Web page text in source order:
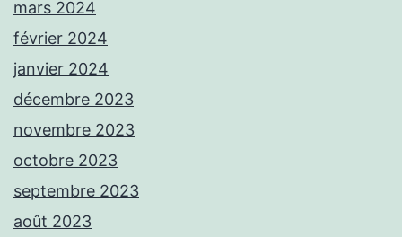
mars 2024
février 2024
janvier 2024
décembre 2023
novembre 2023
octobre 2023
septembre 2023
août 2023